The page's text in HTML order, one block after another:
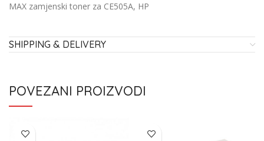
MAX zamjenski toner za CE505A, HP
SHIPPING & DELIVERY
POVEZANI PROIZVODI